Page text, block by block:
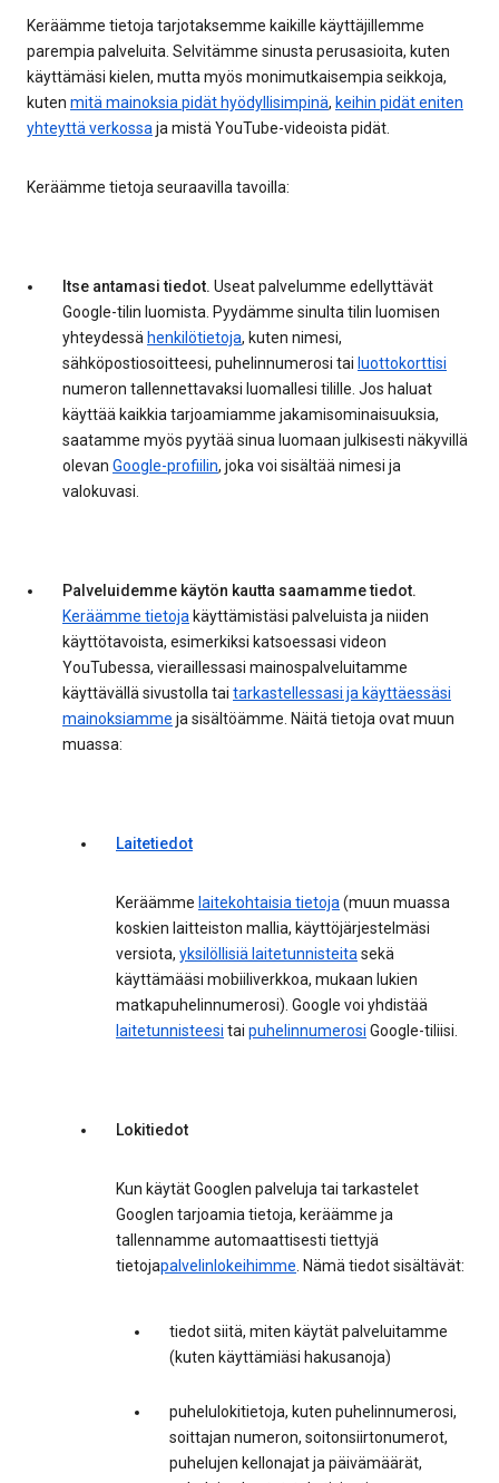
Keräämme tietoja tarjotaksemme kaikille käyttäjillemme
parempia palveluita. Selvitämme sinusta perusasioita, kuten
käyttämäsi kielen, mutta myös monimutkaisempia seikkoja,
kuten mitä mainoksia pidät hyödyllisimpinä, keihin pidät eniten
yhteyttä verkossaja mistä YouTube-videoista pidät.
Keräämme tietoja seuraavilla tavoilla:
Itse antamasi tiedot. Useat palvelumme edellyttävät
Google-tilin luomista. Pyydämme sinulta tilin luomisen
yhteydessä henkilötietoja, kuten nimesi,
sähköpostiosoitteesi, puhelinnumerosi tai luottokorttisi
numeron tallennettavaksi luomallesi tilille. Jos haluat
käyttää kaikkia tarjoamiamme jakamisominaisuuksia,
saatamme myös pyytää sinua luomaan julkisesti näkyvillä
olevan Google-profiilin, joka voi sisältää nimesi ja
valokuvasi.
Palveluidemme käytön kautta saamamme tiedot.
Keräämme tietoja käyttämistäsi palveluista ja niiden
käyttötavoista, esimerkiksi katsoessasi videon
YouTubessa, vieraillessasi mainospalveluitamme
käyttävällä sivustolla tai tarkastellessasi ja käyttäessäsi
mainoksiamme ja sisältöämme. Näitä tietoja ovat muun
muassa:
Laitetiedot
Keräämme laitekohtaisia tietoja(muun muassa
koskien laitteiston mallia, käyttöjärjestelmäsi
versiota, yksilöllisiä laitetunnisteitasekä
käyttämääsi mobiiliverkkoa, mukaan lukien
matkapuhelinnumerosi). Google voi yhdistää
laitetunnisteesi tai puhelinnumerosi Google-tiliisi.
Lokitiedot
Kun käytät Googlen palveluja tai tarkastelet
Googlen tarjoamia tietoja, keräämme ja
tallennamme automaattisesti tiettyjä
tietojapalvelinlokeihimme. Nämä tiedot sisältävät:
tiedot siitä, miten käytät palveluitamme
(kuten käyttämiäsi hakusanoja)
puhelulokitietoja, kuten puhelinnumerosi,
soittajan numeron, soitonsiirtonumerot,
puhelujen kellonajat ja päivämäärät,